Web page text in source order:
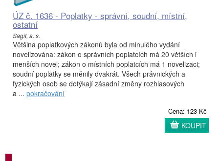
ÚZ č. 1636 - Poplatky - správní, soudní, místní,
ostatní
Sagit, a. s.
Většina poplatkových zákonů byla od minulého vydání
novelizována: zákon o správních poplatcích má 20 větších i
menších novel; zákon o místních poplatcích má 1 novelizaci;
soudní poplatky se měnily dvakrát. Všech právnických a
fyzických osob se dotýkají zásadní změny rozhlasových
a ... pokračování
Cena: 123 Kč
KOUPIT